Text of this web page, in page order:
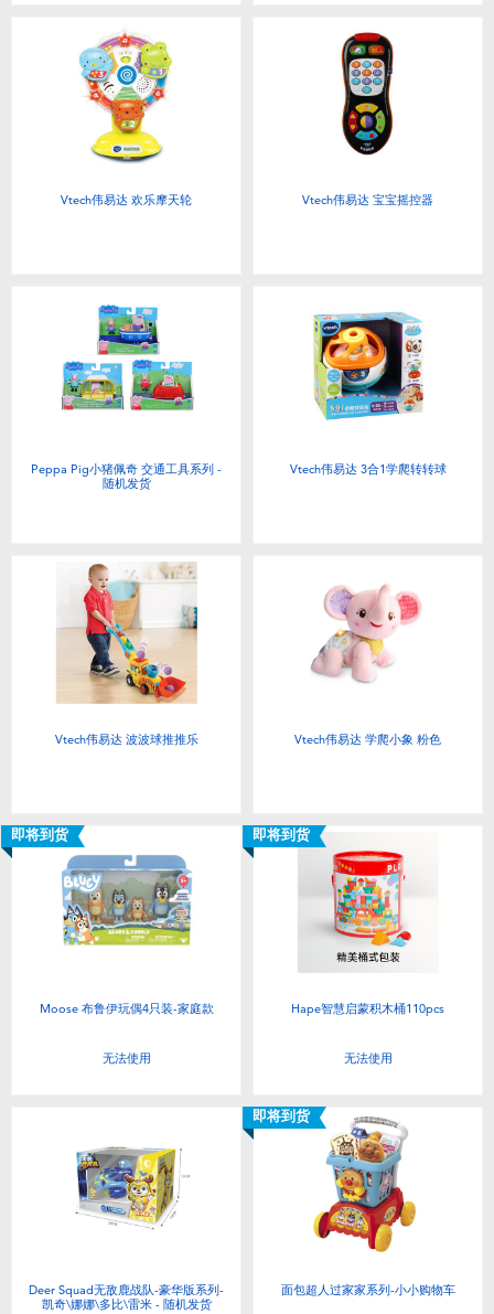
Vtech伟易达 欢乐摩天轮 Vtech伟易达 宝宝摇控器
Peppa Pig小猪佩奇 交通工具系列 -
随机发货
Vtech伟易达 3合1学爬转转球
Vtech伟易达 波波球推推乐 Vtech伟易达 学爬小象 粉色
即将到货
Moose 布鲁伊玩偶4只装-家庭款
无法使用
即将到货
Hape智慧启蒙积木桶110pcs
无法使用
Deer Squad无敌鹿战队-豪华版系列-
凯奇\娜娜\多比\雷米 - 随机发货
即将到货
面包超人过家家系列-小小购物车